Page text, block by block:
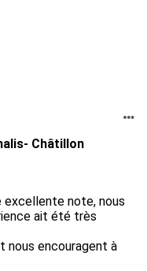
Châtillon
note, nous
ait été très
nous encouragent à